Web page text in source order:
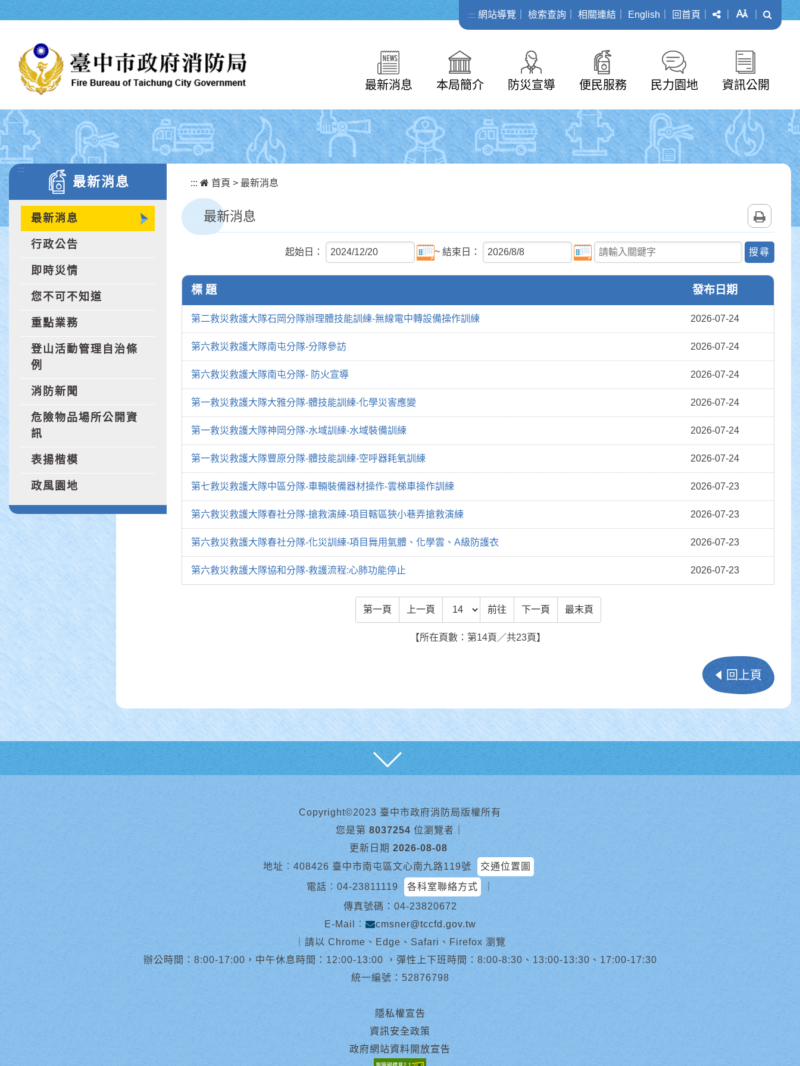
::: 網站導覽 檢索查詢 相關連結 English 回首頁 分享 字級
最新消息 本局簡介 防災宣導 便民服務 民力園地 資訊公開
:::
最新消息
最新消息
行政公告
即時災情
您不可不知道
重點業務
登山活動管理自治條
例
消防新聞
危險物品場所公開資
訊
表揚楷模
政風園地
::: 首頁 > 最新消息
最新消息
起始日： ~ 結束日： 關鍵字查詢
標 題 發布日期
第二救災救護大隊石岡分隊辦理體技能訓練-無線電中轉設備操作訓練 2026-07-24
第六救災救護大隊南屯分隊-分隊參訪 2026-07-24
第六救災救護大隊南屯分隊- 防火宣導 2026-07-24
第一救災救護大隊大雅分隊-體技能訓練-化學災害應變 2026-07-24
第一救災救護大隊神岡分隊-水域訓練-水域裝備訓練 2026-07-24
第一救災救護大隊豐原分隊-體技能訓練-空呼器耗氧訓練 2026-07-24
第七救災救護大隊中區分隊-車輛裝備器材操作-雲梯車操作訓練 2026-07-23
第六救災救護大隊春社分隊-搶救演練-項目轄區狹小巷弄搶救演練 2026-07-23
第六救災救護大隊春社分隊-化災訓練-項目舞用氣體、化學雲、A級防護衣 2026-07-23
第六救災救護大隊協和分隊-救護流程:心肺功能停止 2026-07-23
第一頁 上一頁 前往頁數 前往 下一頁 最末頁
【所在頁數：第14頁／共23頁】
回上頁
Copyright©2023 臺中市政府消防局版權所有
您是第 8037254 位瀏覽者
更新日期 2026-08-08
地址︰408426 臺中市南屯區文心南九路119號
交通位置圖
電話︰ 04-23811119 各科室聯絡方式
傳真號碼：04-23820672
E-Mail︰
cmsner@tccfd.gov.tw
請以 Chrome、Edge、Safari、Firefox 瀏覽
辦公時間：8:00-17:00，中午休息時間：12:00-13:00 ，彈性上下班時間：8:00-8:30、13:00-13:30、17:00-17:30
統一編號：52876798
隱私權宣告
資訊安全政策
政府網站資料開放宣告